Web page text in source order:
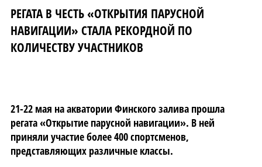
РЕГАТА В ЧЕСТЬ «ОТКРЫТИЯ ПАРУСНОЙ
НАВИГАЦИИ» СТАЛА РЕКОРДНОЙ ПО
КОЛИЧЕСТВУ УЧАСТНИКОВ
21-22 мая на акватории Финского залива прошла
регата «Открытие парусной навигации». В ней
приняли участие более 400 спортсменов,
представляющих различные классы.